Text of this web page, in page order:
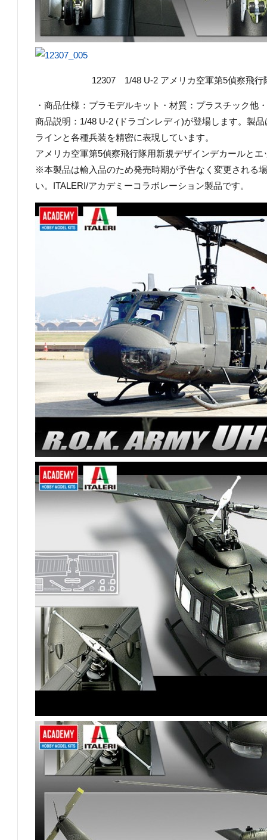
12307 1/48 U-2 アメリカ空軍第5偵察飛
・商品仕様：プラモデルキット・材質：プラスチック他
商品説明：1/48 U-2 (ドラゴンレディ)が登場します。製
ラインと各種兵装を精密に表現しています。
アメリカ空軍第5偵察飛行隊用新規デザインデカールと
※本製品は輸入品のため発売時期が予告なく変更される
い。ITALERI/アカデミーコラボレーション製品です。